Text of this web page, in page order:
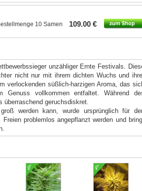
10 Samen 109.00 €
unzähliger Ernte Festivals.
nicht nur mit ihrem dichten Wuchs und
verlockenden süßlich-harzigen Aroma, das
vollkommen entfaltet. Während
überraschend geruchsdiskret.
werden kann, wurde ursprünglich für
problemlos angepflanzt werden und